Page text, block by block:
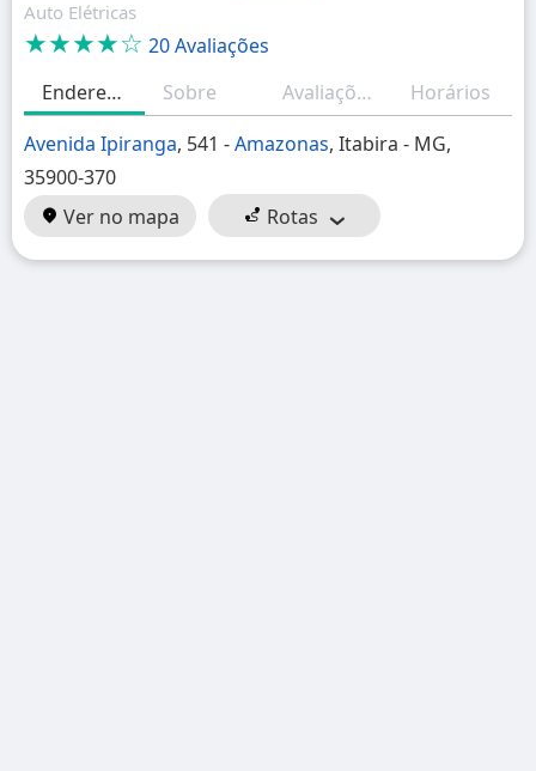
Auto Elétricas
★★★★☆ 20 Avaliações
Endereço
Sobre Avaliações
Horários
Avenida Ipiranga, 541 -Amazonas, Itabira - MG,
35900-370
Ver no mapa
Rotas